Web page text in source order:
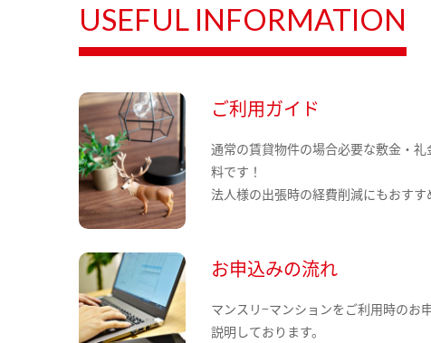
USEFUL INFORMATION
ご利用ガイド
通常の賃貸物件の場合必要な敷金・
料です！
法人様の出張時の経費削減にもおすす
お申込みの流れ
マンスリ−マンションをご利用時のお
説明しております。